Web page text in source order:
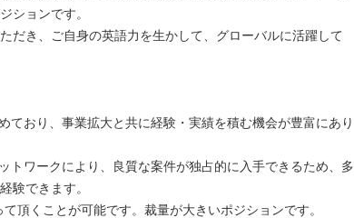
ションです。
だき、ご自身の英語力を生かして、グローバルに活躍して
ており、事業拡大と共に経験・実績を積む機会が豊富にあり
トワークにより、良質な案件が独占的に入手できるため、多
験できます。
頂くことが可能です。裁量が大きいポジションです。